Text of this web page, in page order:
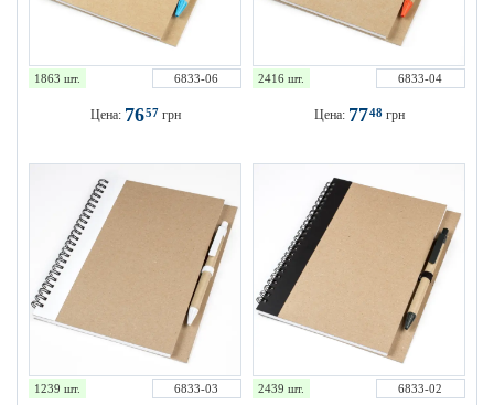
1863 шт. 6833-06
Цена: 7657 грн
2416 шт. 6833-04
Цена: 7748грн
1239 шт. 6833-03 2439 шт. 6833-02